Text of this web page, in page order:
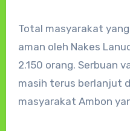
Total masyarakat
aman oleh Nakes
2.150 orang. Serbuan
masih terus berlanjut
masyarakat Ambon